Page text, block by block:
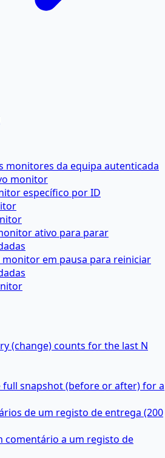
monitores da equipa autenticada
monitor
específico por ID
ativo para parar
monitor em pausa para reiniciar
(change) counts for the last N
full snapshot (before or after) for a
de um registo de entrega (200
comentário a um registo de